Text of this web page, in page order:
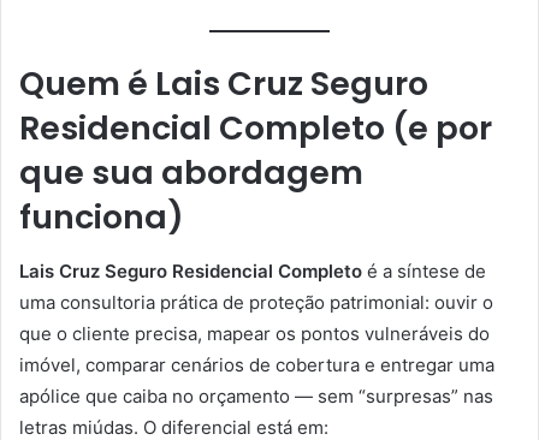
Quem é Lais Cruz Seguro
Residencial Completo (e por
que sua abordagem
funciona)
Lais Cruz Seguro Residencial Completo é a síntese de
uma consultoria prática de proteção patrimonial: ouvir o
que o cliente precisa, mapear os pontos vulneráveis do
imóvel, comparar cenários de cobertura e entregar uma
apólice que caiba no orçamento — sem “surpresas” nas
letras miúdas. O diferencial está em: